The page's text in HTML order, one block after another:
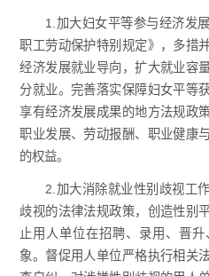
1.加大妇女平等参与经济发展
职工劳动保护特别规定》，多措
经济发展就业导向，扩大就业容
分就业。完善落实保障妇女平等
享有经济发展成果的地方法规政
职业发展、劳动报酬、职业健康
的权益。
2.加大消除就业性别歧视工作
歧视的法律法规政策，创造性别
止用人单位在招聘、录用、晋
象。督促用人单位严格执行相关